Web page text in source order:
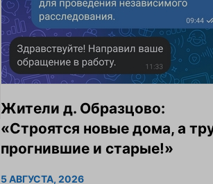
Жители д. Образцово:
«Строятся новые дома, а
прогнившие и старые!»
5 АВГУСТА, 2026